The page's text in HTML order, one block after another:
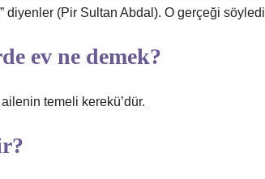
diyenler (Pir Sultan Abdal). O gerçeği
ev ne demek?
temeli kerekü’dür.